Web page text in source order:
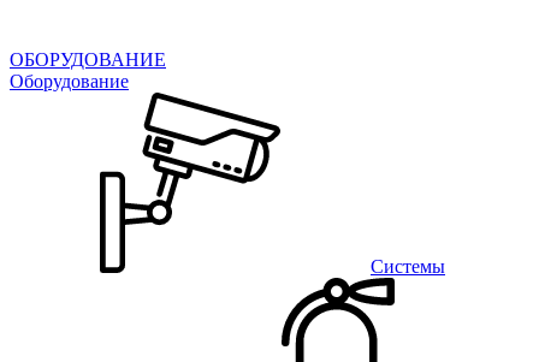
ОБОРУДОВАНИЕ
Оборудование
Системы